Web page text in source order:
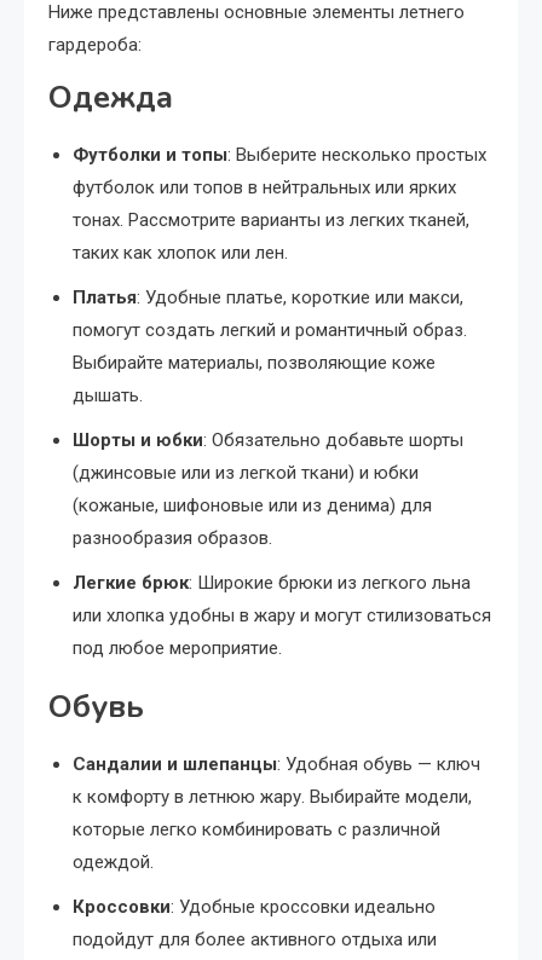
Ниже представлены основные элементы летнего
гардероба:
Одежда
Футболки и топы: Выберите несколько простых
футболок или топов в нейтральных или ярких
тонах. Рассмотрите варианты из легких тканей,
таких как хлопок или лен.
Платья: Удобные платье, короткие или макси,
помогут создать легкий и романтичный образ.
Выбирайте материалы, позволяющие коже
дышать.
Шорты и юбки: Обязательно добавьте шорты
(джинсовые или из легкой ткани) и юбки
(кожаные, шифоновые или из денима) для
разнообразия образов.
Легкие брюк: Широкие брюки из легкого льна
или хлопка удобны в жару и могут стилизоваться
под любое мероприятие.
Обувь
Сандалии и шлепанцы: Удобная обувь — ключ
к комфорту в летнюю жару. Выбирайте модели,
которые легко комбинировать с различной
одеждой.
Кроссовки: Удобные кроссовки идеально
подойдут для более активного отдыха или